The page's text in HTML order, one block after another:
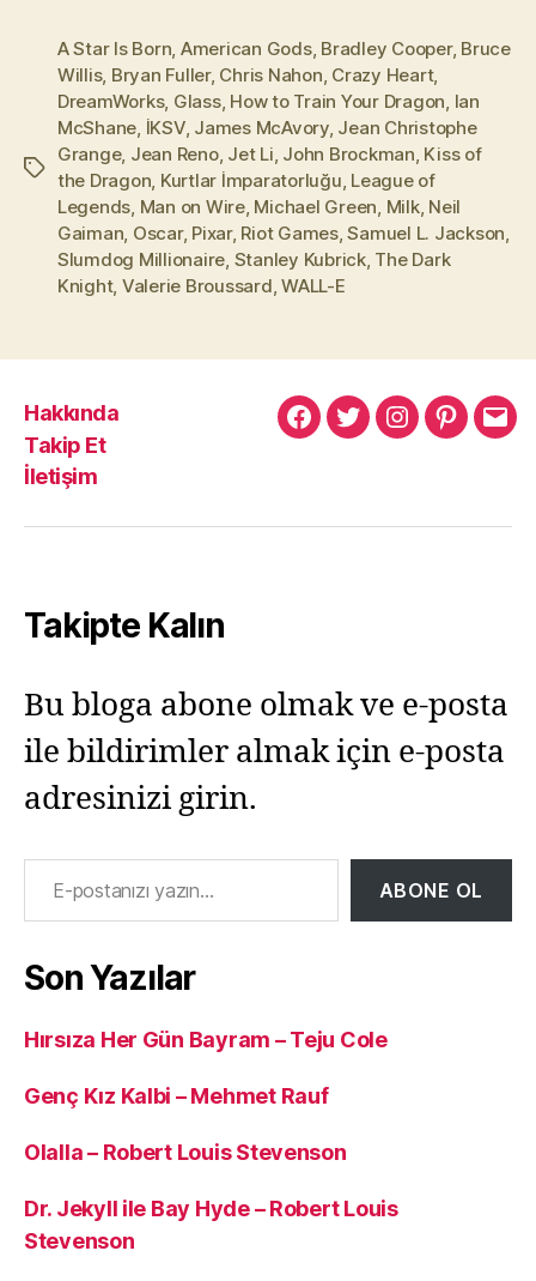
Etiketler
A Star Is Born American Gods, Bradley Cooper, Bruce
Willis, Bryan Fuller, Chris Nahon Crazy Heart,
DreamWorks, Glass, How to Train Your Dragon Ian
McShane İKSV, James McAvory, Jean Christophe
Grange, Jean Reno, Jet Li John Brockman Kiss of
the Dragon Kurtlar İmparatorluğu League of
Legends Man on Wire, Michael Green Milk, Neil
Gaiman Oscar, Pixar, Riot Games,Samuel L. Jackson
Slumdog Millionaire Stanley Kubrick, The Dark
Knight, Valerie Broussard ,WALL-E
Hakkında
Takip Et
İletişim
MuratMuratMuratPinterest
Takipte Kalın
Bu bloga abone olmak ve e-posta
ile bildirimler almak için e-posta
adresinizi girin.
E-postanızı yazın…
ABONE OL
Son Yazılar
Hırsıza Her Gün Bayram – Teju Cole
Genç Kız Kalbi – Mehmet Rauf
Olalla – Robert Louis Stevenson
Dr. Jekyll ile Bay Hyde – Robert Louis
Stevenson